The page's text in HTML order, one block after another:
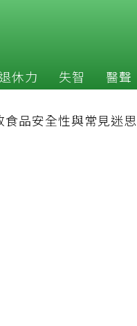
退休力 失智 醫聲
品安全性與常見迷思